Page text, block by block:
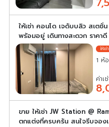
ให้เช่า คอนโด เจดับบลิว สเตชั่
พร้อมอยู่ เดินทางสะดวก ราคาดี
1 ห้
ค่าเ
ขาย ให้เช่า JW Station @
ตกแต่งที่ครบครัน สนใจรีบจอง